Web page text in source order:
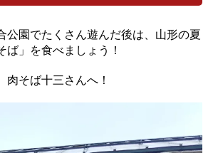
公園でたくさん遊んだ後は、山形の夏
ば」を食べましょう！
そば十三さんへ！